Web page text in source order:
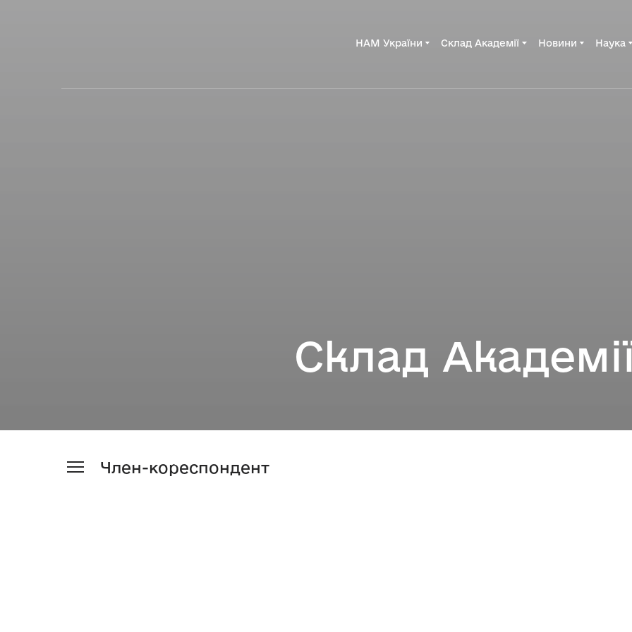
НАМ України Склад Академії Новини Наука
Склад
Член-кореспондент